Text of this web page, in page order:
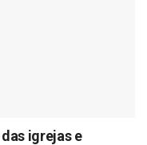
igrejas e